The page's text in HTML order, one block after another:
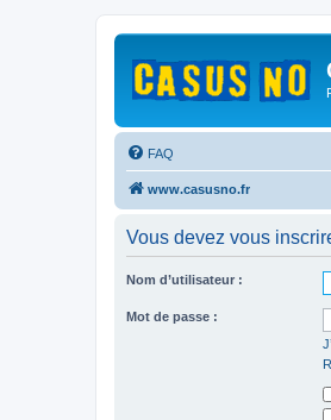
FAQ
www.casusno.fr
Vous devez vous
Nom d’utilisateur :
Mot de passe :